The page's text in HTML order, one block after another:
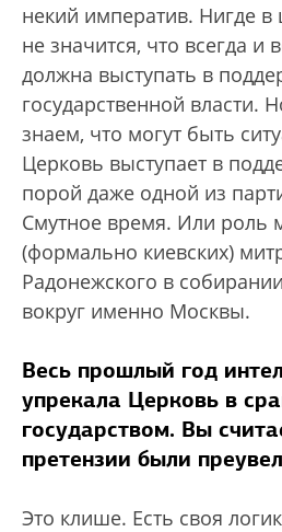
некий императив. Нигде в
не значится, что всегда и
должна выступать в
государственной власти.
знаем, что могут быть
Церковь выступает в
порой даже одной из
Смутное время. Или роль
(формально киевских)
Радонежского в
вокруг именно Москвы.
Весь прошлый год
упрекала Церковь в
государством. Вы
претензии были
Это клише. Есть своя